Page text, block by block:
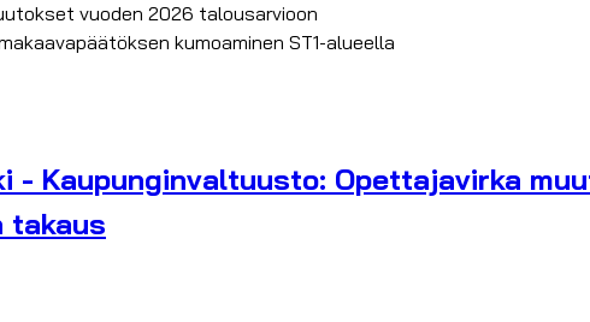
vuoden 2026 talousarvioon
kumoaminen ST1-alueella
- Kaupunginvaltuusto: Opettajavirka
takaus